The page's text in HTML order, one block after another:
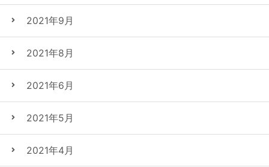
2021年9月
2021年8月
2021年6月
2021年5月
2021年4月